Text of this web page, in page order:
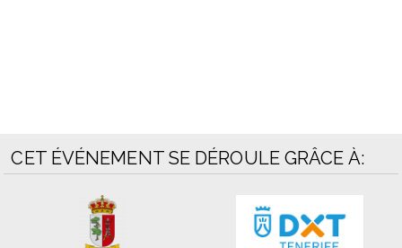
CET ÉVÉNEMENT SE DÉROULE GRÂCE À: